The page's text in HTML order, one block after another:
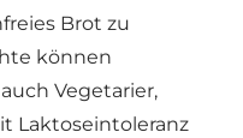
Brot zu
können
Vegetarier,
Laktoseintoleranz